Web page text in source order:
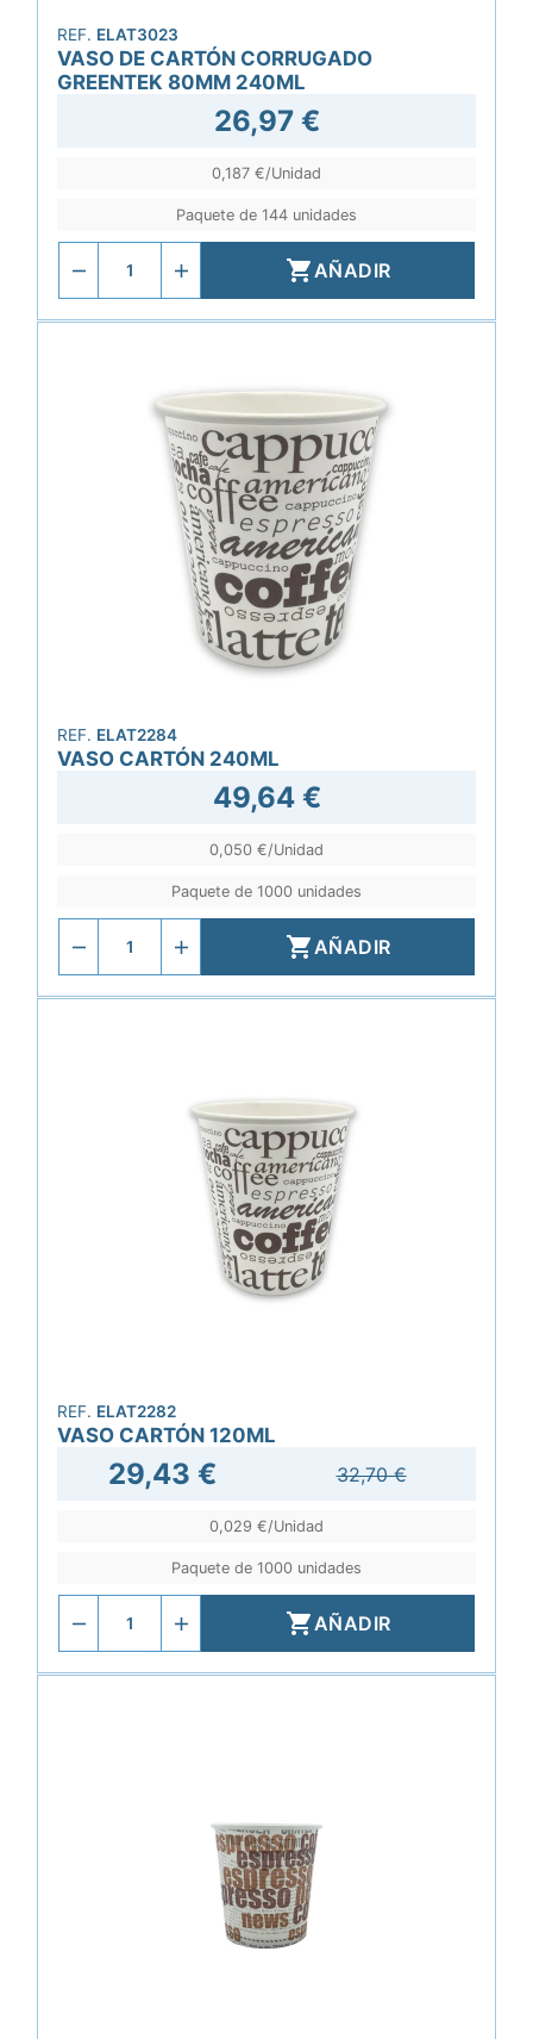
REF. ELAT3023
VASO DE CARTÓN CORRUGADO
GREENTEK 80MM 240ML
26,97 €
0,187 €/Unidad
Paquete de 144 unidades
AÑADIR
REF. ELAT2284
VASO CARTÓN 240ML
49,64 €
0,050 €/Unidad
Paquete de 1000 unidades
AÑADIR
REF. ELAT2282
VASO CARTÓN 120ML
29,43 € 32,70 €
0,029 €/Unidad
Paquete de 1000 unidades
AÑADIR